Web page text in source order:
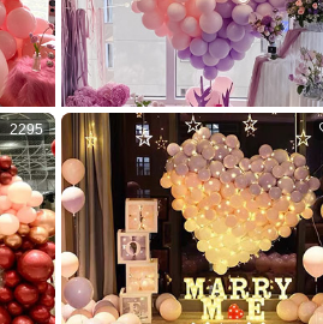
2295